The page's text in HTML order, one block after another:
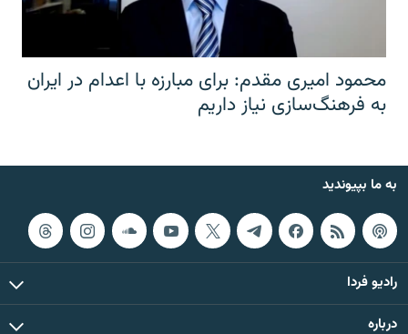
محمود امیری مقدم: برای مبارزه با اعدام در ایران
به فرهنگ‌سازی نیاز داریم
به ما بپیوندید
رادیو فردا
درباره